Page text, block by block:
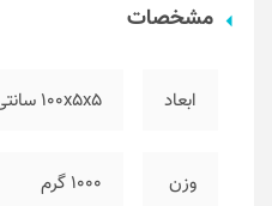
مشخصات
ابعاد ۱۰۰x5x5 سانتی‌متر
وزن ۱۰۰۰ گرم